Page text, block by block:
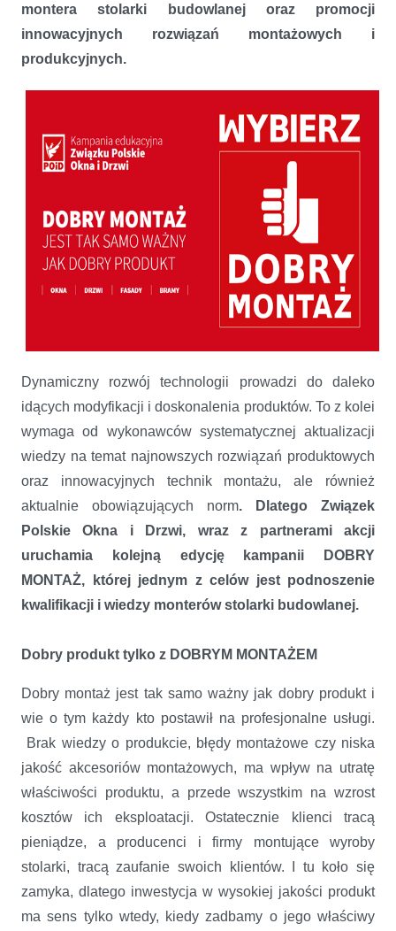
montera stolarki budowlanej oraz promocji
innowacyjnych rozwiązań montażowych i
produkcyjnych.
Dynamiczny rozwój technologii prowadzi do daleko
idących modyfikacji i doskonalenia produktów. To z kolei
wymaga od wykonawców systematycznej aktualizacji
wiedzy na temat najnowszych rozwiązań produktowych
oraz innowacyjnych technik montażu, ale również
aktualnie obowiązujących norm. Dlatego Związek
Polskie Okna i Drzwi, wraz z partnerami akcji
uruchamia kolejną edycję kampanii DOBRY
MONTAŻ, której jednym z celów jest podnoszenie
kwalifikacji i wiedzy monterów stolarki budowlanej.
Dobry produkt tylko z DOBRYM MONTAŻEM
Dobry montaż jest tak samo ważny jak dobry produkt i
wie o tym każdy kto postawił na profesjonalne usługi.
Brak wiedzy o produkcie, błędy montażowe czy niska
jakość akcesoriów montażowych, ma wpływ na utratę
właściwości produktu, a przede wszystkim na wzrost
kosztów ich eksploatacji. Ostatecznie klienci tracą
pieniądze, a producenci i firmy montujące wyroby
stolarki, tracą zaufanie swoich klientów. I tu koło się
zamyka, dlatego inwestycja w wysokiej jakości produkt
ma sens tylko wtedy, kiedy zadbamy o jego właściwy